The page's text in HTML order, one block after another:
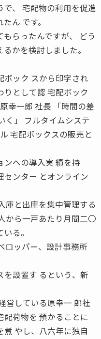
、 宅配物の利用を促進
ん です。
らったんですが、 どう
かを検討しました。
ボック スから印字され
りとして認 宅配ボック
原幸一郎 社長 「時間の差
く」 フルタイムシステ
宅配ボックスの販売と
ンへの導入実 績を持
ンター とオンライン
庫と出庫を集中管理する
から一戸あたり月間二〇
る。
ロッパー、設計事務所
を設置す るという、新
している原幸一 郎社
荷物を 預かることに
煮 やし、八六年に独自